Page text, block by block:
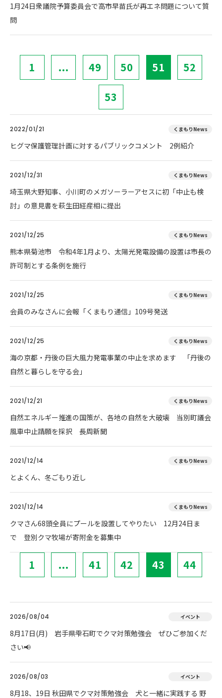
1月24日衆議院予算委員会で高市早苗氏が再エネ問題について質
問
1 ... 49 50 51 52
53
2022/01/21 くまもりNews
ヒグマ保護管理計画に対するパブリックコメント 2例紹介
2021/12/31 くまもりNews
埼玉県大野知事、小川町のメガソーラーアセスに初「中止も検
討」の意見書を萩生田経産相に提出
2021/12/25 くまもりNews
熊本県菊池市 令和4年1月より、太陽光発電設備の設置は市長の
許可制とする条例を施行
2021/12/25 くまもりNews
会員のみなさんに会報「くまもり通信」109号発送
2021/12/25 くまもりNews
海の京都・丹後の巨大風力発電事業の中止を求めます 「丹後の
自然と暮らしを守る会」
2021/12/21 くまもりNews
自然エネルギー推進の国策が、各地の自然を大破壊 当別町議会
風車中止請願を採択 長周新聞
2021/12/14 くまもりNews
とよくん、冬ごもり近し
2021/12/14 くまもりNews
クマさん68頭全員にプールを設置してやりたい 12月24日ま
で 登別クマ牧場が寄附金を募集中
1 ... 41 42 43 44
2026/08/04 イベント
8月17日(月) 岩手県雫石町でクマ対策勉強会 ぜひご参加くだ
さい📢
2026/08/03 イベント
8月18、19日 秋田県でクマ対策勉強会 犬と一緒に実践する 野